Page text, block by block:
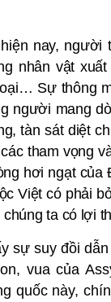
nay, người
nhân vật
Sự thông
người mang
tàn sát diệt
tham vọng
hơi ngạt
Việt có phải
ta có lợi
sự suy đồi
vua của
quốc này,